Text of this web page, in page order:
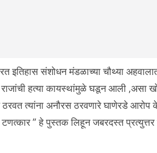
इतिहास संशोधन मंडळाच्या चौथ्या
हत्या कायस्थांमुळे घडून आली ,असा
त्यांना अनौरस ठरवणारे घाणेरडे आरोप
टणत्कार ” हे पुस्तक लिहून जबरदस्त